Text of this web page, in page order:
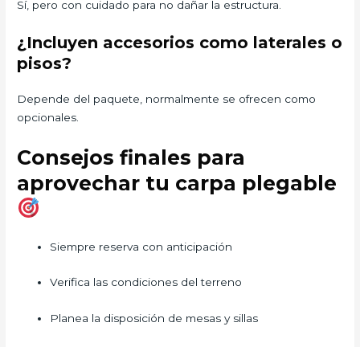
Sí, pero con cuidado para no dañar la estructura.
¿Incluyen accesorios como laterales o
pisos?
Depende del paquete, normalmente se ofrecen como
opcionales.
Consejos finales para
aprovechar tu carpa plegable
Siempre reserva con anticipación
Verifica las condiciones del terreno
Planea la disposición de mesas y sillas